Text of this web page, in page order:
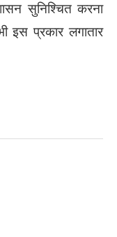
सुनिश्चित करना
इस प्रकार लगातार